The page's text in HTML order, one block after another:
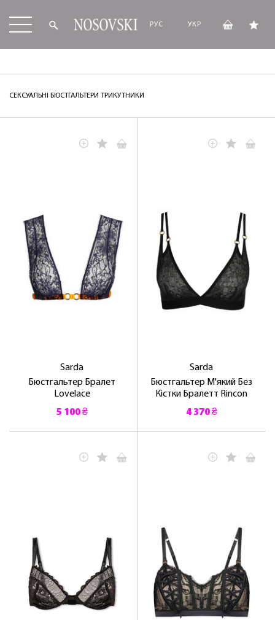
РУС УКР
СЕКСУАЛЬНІ БЮСТГАЛЬТЕРИ ТРИКУТНИКИ
Sarda
Бюстгальтер Бралет
Lovelace
5 100 ₴
Sarda
Бюстгальтер М'який Без
Кістки Бралетт Rincon
4 370 ₴